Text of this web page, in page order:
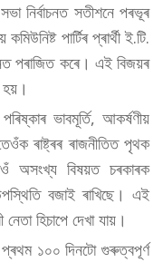
নিৰ্বাচনত সতীশনে পৰভূৰ
পাৰ্টিৰ প্ৰাৰ্থী ই.টি.
পৰাজিত কৰে। এই বিজয়ৰ
হয়।
ভাবমূৰ্তি, আকৰ্ষণীয়
ৰাষ্ট্ৰৰ ৰাজনীতিত পৃথক
অসংখ্য বিষয়ত চৰকাৰক
বজাই ৰাখিছে। এই
হিচাপে দেখা যায়।
১০০ দিনটো গুৰুত্বপূৰ্ণ